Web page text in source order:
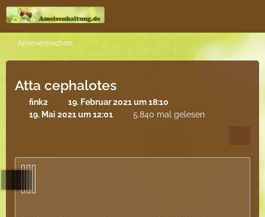
Artenverzeichnis
Atta cephalotes
fink2
19. Februar 2021 um 18:10
19. Mai 2021 um 12:01
5.840 mal gelesen